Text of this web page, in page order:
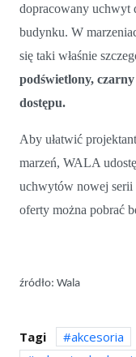
dopracowany uchwyt
budynku. W
się taki właśnie
podświetlony,
dostępu.
Aby ułatwić
marzeń, WALA
uchwytów nowej serii
oferty można pobrać
źródło: Wala
Tagi akcesoria